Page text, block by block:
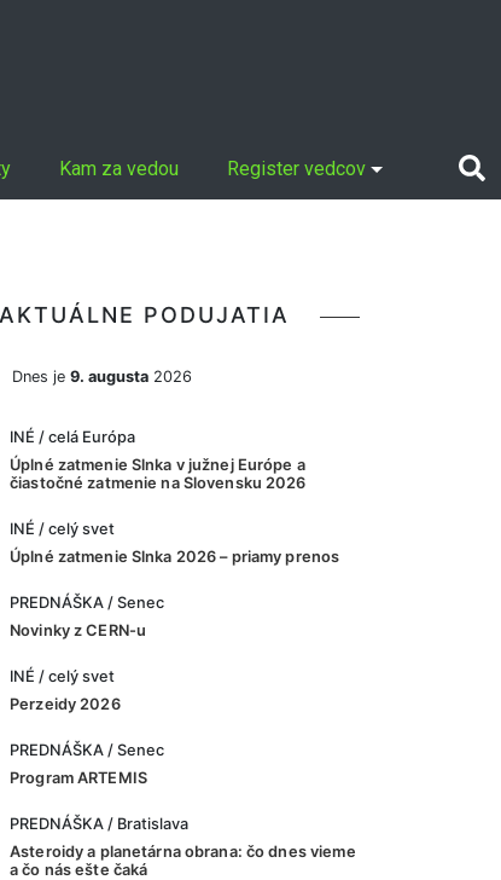
Kam za vedou Register vedcov
AKTUÁLNE PODUJATIA
Dnes je 9. augusta2026
INÉ / celá Európa
Úplné zatmenie Slnka v južnej Európe a
čiastočné zatmenie na Slovensku 2026
INÉ / celý svet
Úplné zatmenie Slnka 2026 – priamy prenos
PREDNÁŠKA / Senec
Novinky z CERN-u
INÉ / celý svet
Perzeidy 2026
PREDNÁŠKA / Senec
Program ARTEMIS
PREDNÁŠKA / Bratislava
Asteroidy a planetárna obrana: čo dnes vieme
a čo nás ešte čaká